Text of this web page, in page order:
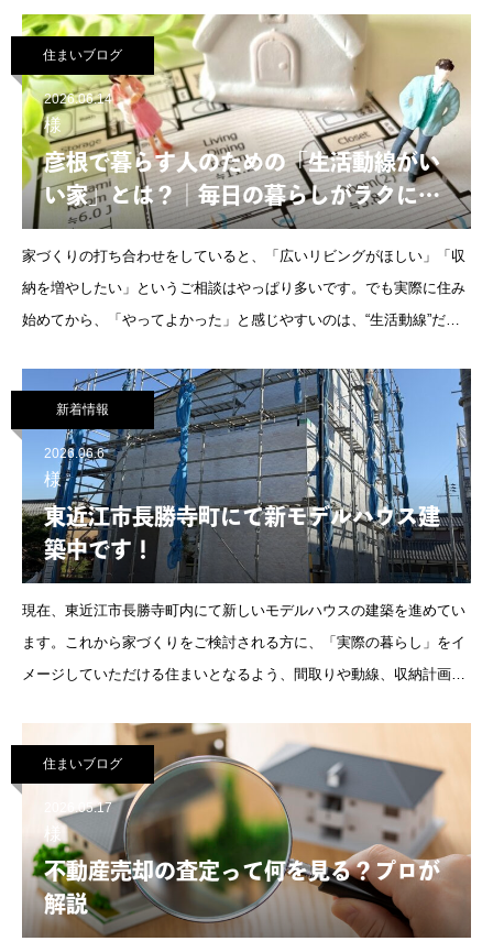
ん。
住まいブログ
2026.06.14
様
彦根で暮らす人のための「生活動線がい
い家」とは？｜毎日の暮らしがラクにな
る間取りの考え方
家づくりの打ち合わせをしていると、「広いリビングがほしい」「収
納を増やしたい」というご相談はやっぱり多いです。でも実際に住み
始めてから、「やってよかった」と感じやすいのは、“生活動線”だっ
と風も冷たいですよね
新着情報
2026.06.6
様
東近江市長勝寺町にて新モデルハウス建
築中です！
現在、東近江市長勝寺町内にて新しいモデルハウスの建築を進めてい
ます。これから家づくりをご検討される方に、「実際の暮らし」をイ
メージしていただける住まいとなるよう、間取りや動線、収納計画な
り、完成に向けて
住まいブログ
2026.05.17
様
不動産売却の査定って何を見る？プロが
解説